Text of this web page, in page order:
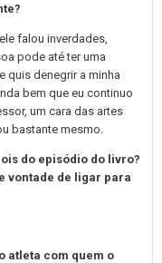
falou inverdades,
pode até ter uma
quis denegrir a minha
bem que eu continuo
um cara das artes
bastante mesmo.
do episódio do livro?
vontade de ligar para
atleta com quem o